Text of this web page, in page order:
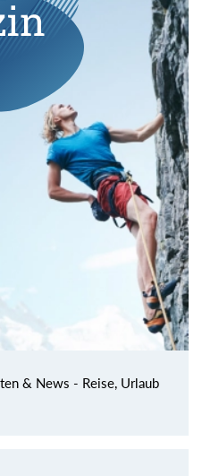
& News - Reise, Urlaub